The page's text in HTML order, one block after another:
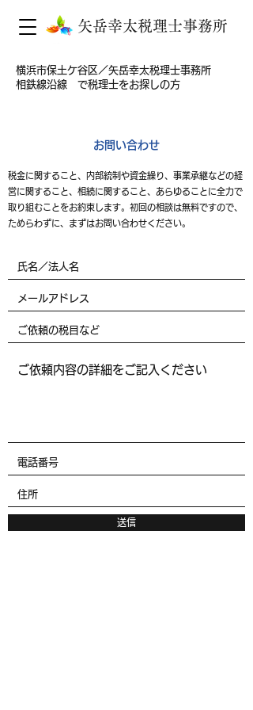
矢岳幸太税理士事務所
​横浜市保土ケ谷区／矢岳幸太税理士事務所
相鉄線沿線 で税理士をお探しの方
お問い合わせ
​税金に関すること、内部統制や資金繰り、事業承継などの経
営に関すること、相続に関すること、あらゆることに全力で
取り組むことをお約束します。初回の相談は無料ですので、
ためらわずに、まずはお問い合わせください。
送信